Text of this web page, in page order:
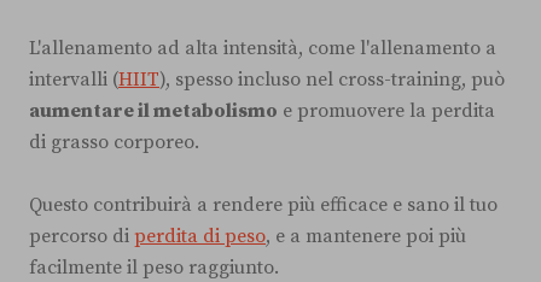
L'allenamento ad alta intensità, come l'allenamento a
intervalli (HIIT), spesso incluso nel cross-training, può
aumentare il metabolismo e promuovere la perdita
di grasso corporeo.
Questo contribuirà a rendere più efficace e sano il tuo
percorso di perdita di peso, e a mantenere poi più
facilmente il peso raggiunto.